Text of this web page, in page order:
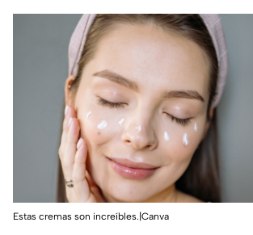
Estas cremas son increíbles.|Canva